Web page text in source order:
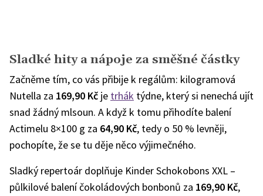
Sladké hity a nápoje za směšné částky
Začněme tím, co vás přibije k regálům: kilogramová
Nutella za 169,90 Kč je trhák týdne, který si nenechá ujít
snad žádný mlsoun. A když k tomu přihodíte balení
Actimelu 8×100 g za 64,90 Kč, tedy o 50 % levněji,
pochopíte, že se tu děje něco výjimečného.
Sladký repertoár doplňuje Kinder Schokobons XXL –
půlkilové balení čokoládových bonbonů za 169,90 Kč,